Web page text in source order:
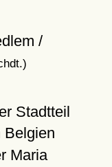
/
Stadtteil
Maria